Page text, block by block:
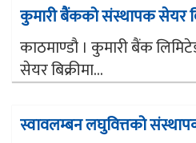
कुमारी बैंकको संस्थापक सेयर
काठमाण्डौ । कुमारी बैंक
सेयर बिक्रीमा...
स्वावलम्बन लघुवित्तको